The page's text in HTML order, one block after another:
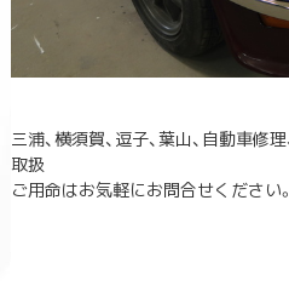
三浦、横須賀、逗子、葉山、自動車修
取扱
ご用命はお気軽にお問合せください。